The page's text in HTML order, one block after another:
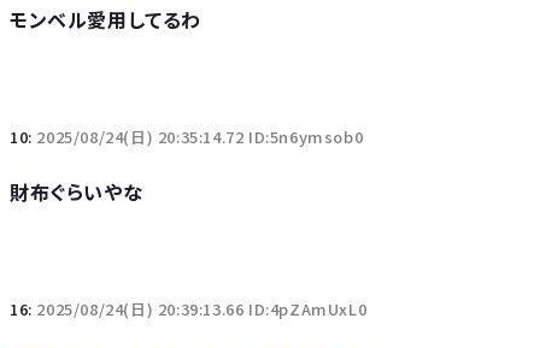
モンベル愛用してるわ
10: 2025/08/24(日) 20:35:14.72 ID:5n6ymsob0
財布ぐらいやな
16: 2025/08/24(日) 20:39:13.66 ID:4pZAmUxL0